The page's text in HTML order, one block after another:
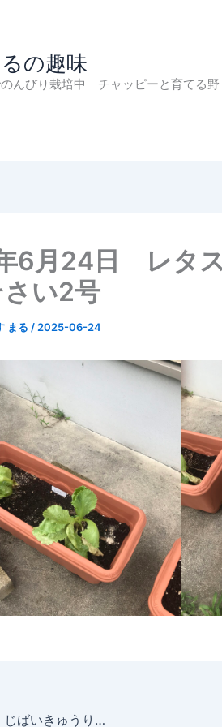
の趣味
んびり栽培中｜チャッピーと育てる野
6月24日 レタ
い2号
まる / 2025-06-24
2025年6月24日 じばいきゅうり 収穫 これが最後になるかも ダメ元で追肥を行う